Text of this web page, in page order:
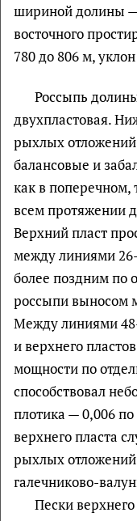
шириной долины —
восточного
780 до 806 м,
Россыпь
двухпластовая.
рыхлых
балансовые и
как в поперечном,
всем протяжении
Верхний пласт
между линиями
более поздним по
россыпи выносом
Между линиями
и верхнего
мощности по
способствовал
плотика — 0,006
верхнего пласта
рыхлых
галечниково-
Пески